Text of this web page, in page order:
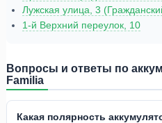
Лужская улица, 3
1-й Верхний переулок, 10
Вопросы и ответы по
Familia
Какая полярность